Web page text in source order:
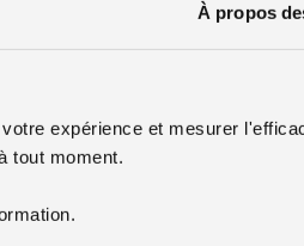
À propos
expérience et mesurer
tout moment.